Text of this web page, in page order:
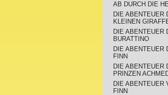
AB DURCH DIE
DIE ABENTEUER
KLEINEN
DIE ABENTEUER
BURATTINO
DIE ABENTEUER
FINN
DIE ABENTEUER
PRINZEN
DIE ABENTEUER
FINN